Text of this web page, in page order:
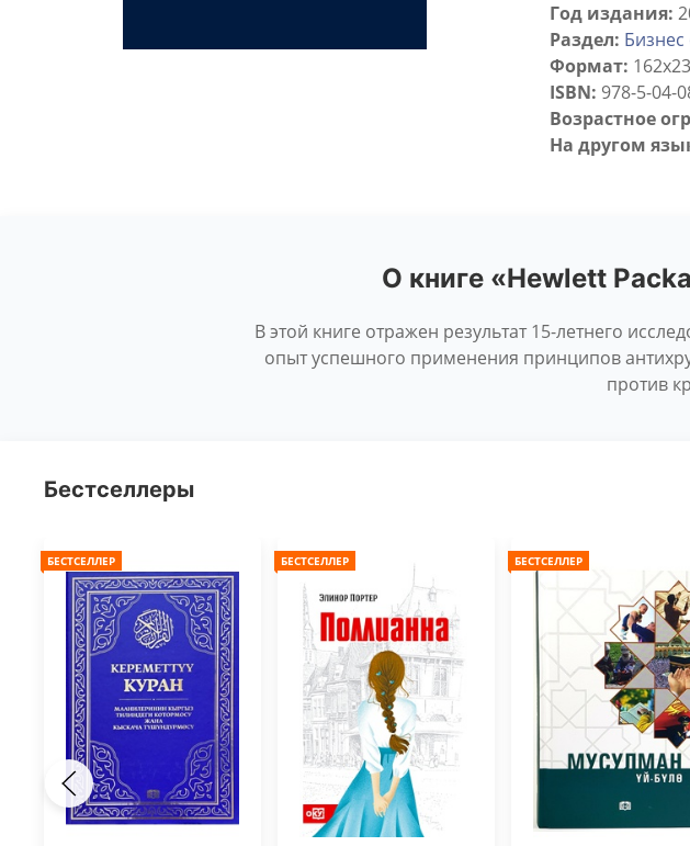
Год издания:
Раздел:
Формат:
ISBN: 978-5-04-
Возрастное
На другом
О книге «Hewlett
В этой книге отражен результат 15-летнего
опыт успешного применения принципов
против
Бестселлеры
БЕСТСЕЛЛЕР БЕСТСЕЛЛЕР БЕСТСЕЛЛЕР